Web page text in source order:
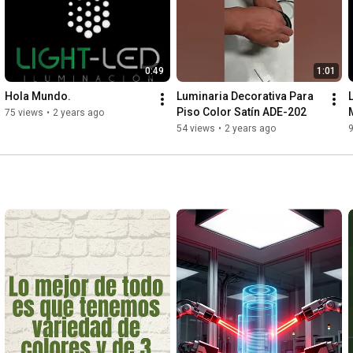
0:49
Hola Mundo.
75 views • 2 years ago
1:01
Luminaria Decorativa Para
Piso Color Satín ADE-202
54 views • 2 years ago